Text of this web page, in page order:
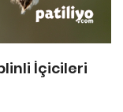
İçicileri